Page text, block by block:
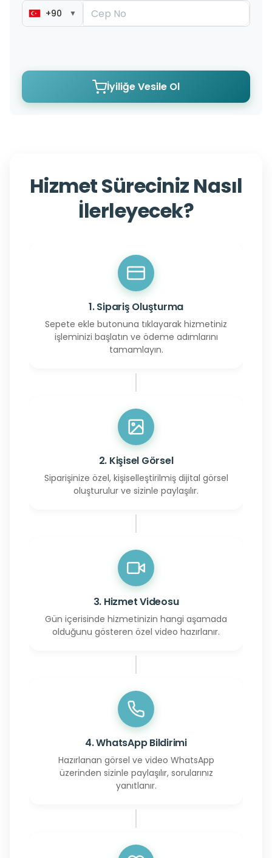
+90 ▼
İyiliğe Vesile Ol
Hizmet Süreciniz Nasıl
İlerleyecek?
1. Sipariş Oluşturma
Sepete ekle butonuna tıklayarak hizmetiniz
işleminizi başlatın ve ödeme adımlarını
tamamlayın.
2. Kişisel Görsel
Siparişinize özel, kişiselleştirilmiş dijital görsel
oluşturulur ve sizinle paylaşılır.
3. Hizmet Videosu
Gün içerisinde hizmetinizin hangi aşamada
olduğunu gösteren özel video hazırlanır.
4. WhatsApp Bildirimi
Hazırlanan görsel ve video WhatsApp
üzerinden sizinle paylaşılır, sorularınız
yanıtlanır.